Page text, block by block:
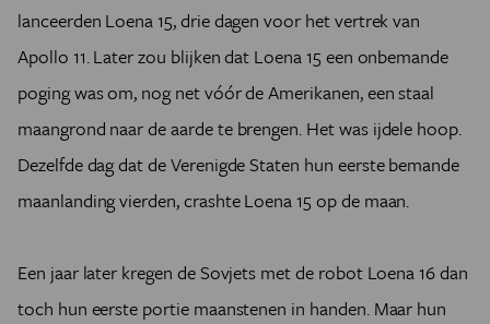
lanceerden Loena 15, drie dagen voor het vertrek van
Apollo 11. Later zou blijken dat Loena 15 een onbemande
poging was om, nog net vóór de Amerikanen, een staal
maangrond naar de aarde te brengen. Het was ijdele hoop.
Dezelfde dag dat de Verenigde Staten hun eerste bemande
maanlanding vierden, crashte Loena 15 op de maan.
Een jaar later kregen de Sovjets met de robot Loena 16 dan
toch hun eerste portie maanstenen in handen. Maar hun